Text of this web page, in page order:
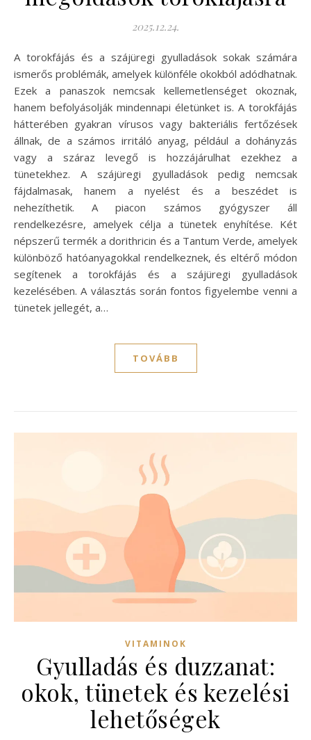
2025.12.24.
A torokfájás és a szájüregi gyulladások sokak számára
ismerős problémák, amelyek különféle okokból adódhatnak.
Ezek a panaszok nemcsak kellemetlenséget okoznak,
hanem befolyásolják mindennapi életünket is. A torokfájás
hátterében gyakran vírusos vagy bakteriális fertőzések
állnak, de a számos irritáló anyag, például a dohányzás
vagy a száraz levegő is hozzájárulhat ezekhez a
tünetekhez. A szájüregi gyulladások pedig nemcsak
fájdalmasak, hanem a nyelést és a beszédet is
nehezíthetik. A piacon számos gyógyszer áll
rendelkezésre, amelyek célja a tünetek enyhítése. Két
népszerű termék a dorithricin és a Tantum Verde, amelyek
különböző hatóanyagokkal rendelkeznek, és eltérő módon
segítenek a torokfájás és a szájüregi gyulladások
kezelésében. A választás során fontos figyelembe venni a
tünetek jellegét, a…
TOVÁBB
VITAMINOK
Gyulladás és duzzanat:
okok, tünetek és kezelési
lehetőségek